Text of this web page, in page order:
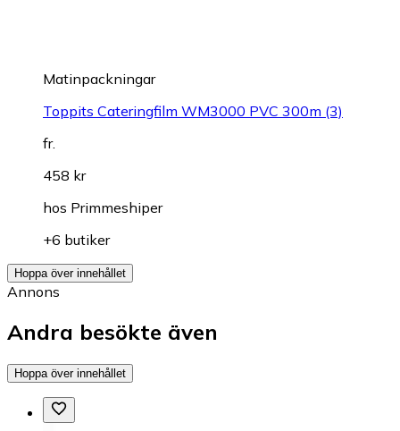
Matinpackningar
Toppits Cateringfilm WM3000 PVC 300m (3)
fr.
458 kr
hos Primmeshiper
+6 butiker
Hoppa över innehållet
Annons
Andra besökte även
Hoppa över innehållet